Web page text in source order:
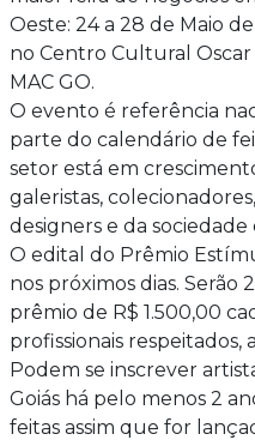
Oeste: 24 a 28 de Maio
no Centro Cultural Oscar
MAC GO.
O evento é referência
parte do calendário de
setor está em
galeristas,
designers e da sociedade
O edital do Prêmio
nos próximos dias. Serão
prêmio de R$ 1.500,00
profissionais respeitados,
Podem se inscrever
Goiás há pelo menos 2
feitas assim que for